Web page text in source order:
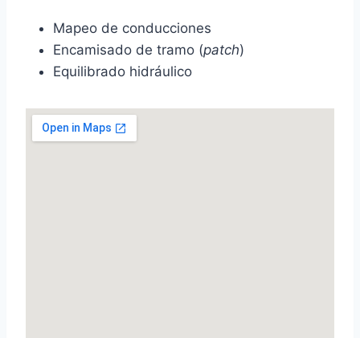
Mapeo de conducciones
Encamisado de tramo (patch)
Equilibrado hidráulico